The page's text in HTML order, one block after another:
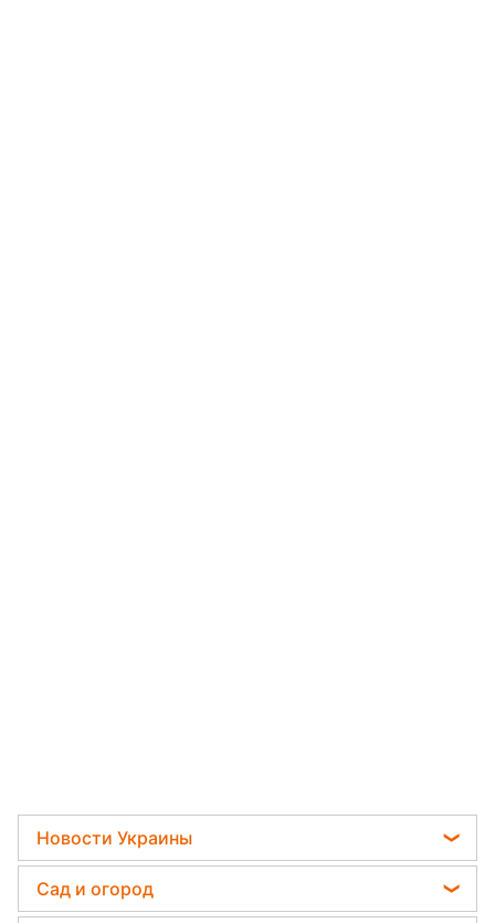
Новости Украины
Телеграм новости Украины
Пенсии в Украине
Сад и огород